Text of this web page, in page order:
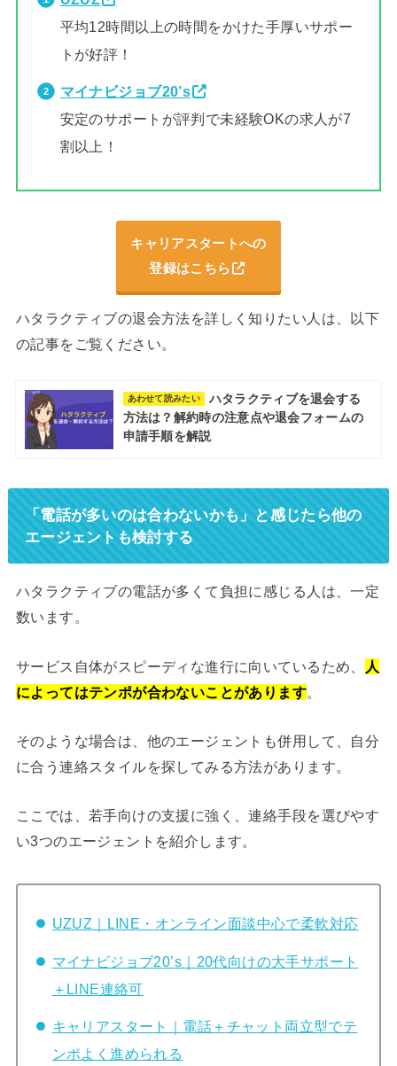
平均12時間以上の時間をかけた手厚いサポー
トが好評！
マイナビジョブ20’s
安定のサポートが評判で未経験OKの求人が7
割以上！
キャリアスタートへの
登録はこちら
ハタラクティブの退会方法を詳しく知りたい人は、以下
の記事をご覧ください。
あわせて読みたい
ハタラクティブを退会する
方法は？解約時の注意点や退会フォームの
申請手順を解説
「電話が多いのは合わないかも」と感じたら他の
エージェントも検討する
ハタラクティブの電話が多くて負担に感じる人は、一定
数います。
サービス自体がスピーディな進行に向いているため、
人
によってはテンポが合わないことがあります。
そのような場合は、他のエージェントも併用して、自分
に合う連絡スタイルを探してみる方法があります。
ここでは、若手向けの支援に強く、連絡手段を選びやす
い3つのエージェントを紹介します。
UZUZ｜LINE・オンライン面談中心で柔軟対応
マイナビジョブ20’s｜20代向けの大手サポート
＋LINE連絡可
キャリアスタート｜電話＋チャット両立型でテ
ンポよく進められる